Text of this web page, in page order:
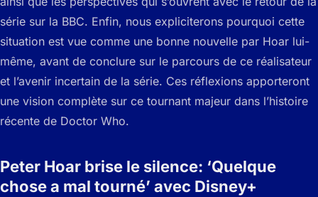
série sur la BBC. Enfin, nous expliciterons pourquoi cette
situation est vue comme une bonne nouvelle par Hoar lui-
même, avant de conclure sur le parcours de ce réalisateur
et l’avenir incertain de la série. Ces réflexions apporteront
une vision complète sur ce tournant majeur dans l’histoire
récente de Doctor Who.
Peter Hoar brise le silence: ‘Quelque
chose a mal tourné’ avec Disney+